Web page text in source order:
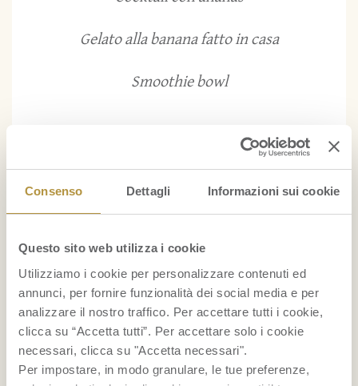
Consenso Dettagli Informazioni sui cookie
Questo sito web utilizza i cookie
Utilizziamo i cookie per personalizzare contenuti ed
annunci, per fornire funzionalità dei social media e per
analizzare il nostro traffico. Per accettare tutti i cookie,
clicca su “Accetta tutti”. Per accettare solo i cookie
necessari, clicca su "Accetta necessari".
Per impostare, in modo granulare, le tue preferenze,
Gelato alla banana fatto in casa
Smoothie bowl
BENESSERE
La frutta fa ingrassare?
Indice glicemico della frutta
Foglie di banano
...
BELLEZZA